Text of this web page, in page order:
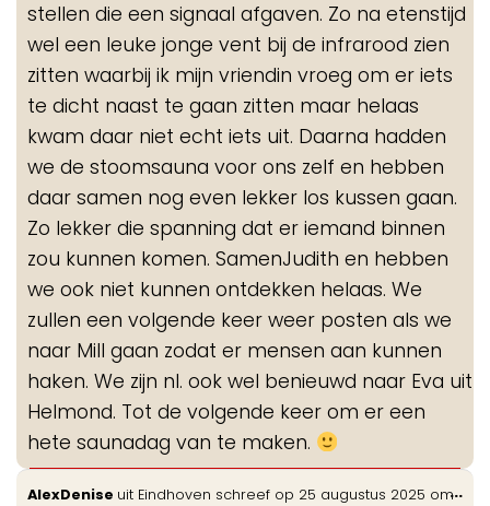
stellen die een signaal afgaven. Zo na etenstijd
wel een leuke jonge vent bij de infrarood zien
zitten waarbij ik mijn vriendin vroeg om er iets
te dicht naast te gaan zitten maar helaas
kwam daar niet echt iets uit. Daarna hadden
we de stoomsauna voor ons zelf en hebben
daar samen nog even lekker los kussen gaan.
Zo lekker die spanning dat er iemand binnen
zou kunnen komen. SamenJudith en hebben
we ook niet kunnen ontdekken helaas. We
zullen een volgende keer weer posten als we
naar Mill gaan zodat er mensen aan kunnen
haken. We zijn nl. ook wel benieuwd naar Eva uit
Helmond. Tot de volgende keer om er een
hete saunadag van te maken.
AlexDenise uit Eindhoven schreef op 25 augustus 2025 om...